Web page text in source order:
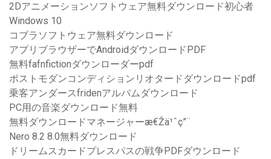
2Dアニメーションソフトウェア無料ダウンロード初心者
Windows 10
コブラソフトウェア無料ダウンロード
アプリブラウザーでAndroidダウンロードPDF
無料fafnfictionダウンローダーpdf
ポストモダンコンディションリオタードダウンロードpdf
乗客アンダースfridenアルバムダウンロード
PC用の音楽ダウンロード無料
無料ダウンロードマネージャーæ€Žä¹ˆç”¨
Nero 8.2 8.0無料ダウンロード
ドリームスカードプレスパスの戦争PDFダウンロード